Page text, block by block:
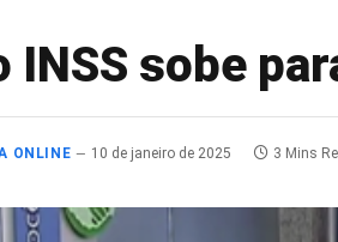
INSS sobe
ONLINE 10 de janeiro de 2025 3 Mins